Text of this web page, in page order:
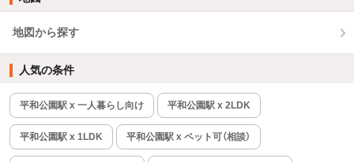
地図から探す
人気の条件
平和公園駅 x 一人暮らし向け 平和公園駅 x 2LDK
平和公園駅 x 1LDK 平和公園駅 x ペット可（相談）